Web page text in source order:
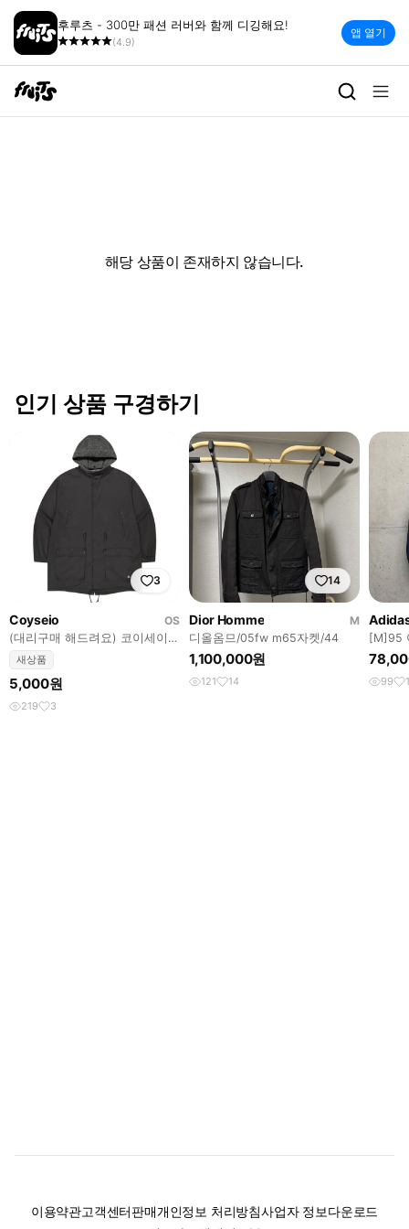
후루츠 - 300만 패션 러버와 함께 디깅해요!
(4.9)
앱 열기
해당 상품이 존재하지 않습니다.
인기 상품 구경하기
3
Coyseio
OS
(대리구매 해드려요) 코이세이오
야상 새상품
새상품
5,000원
219 3
14
Dior Homme
M
디올옴므/05fw m65자켓/44
1,100,000원
121 14
[M]95
랙탑
99
이용약관고객센터판매개인정보 처리방침사업자 정보다운로드